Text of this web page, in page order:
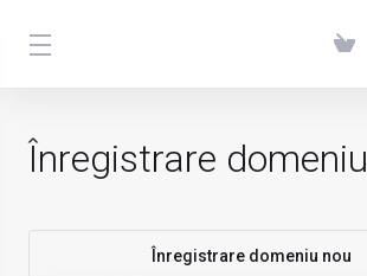
Înregistrare domeniu
Înregistrare domeniu nou